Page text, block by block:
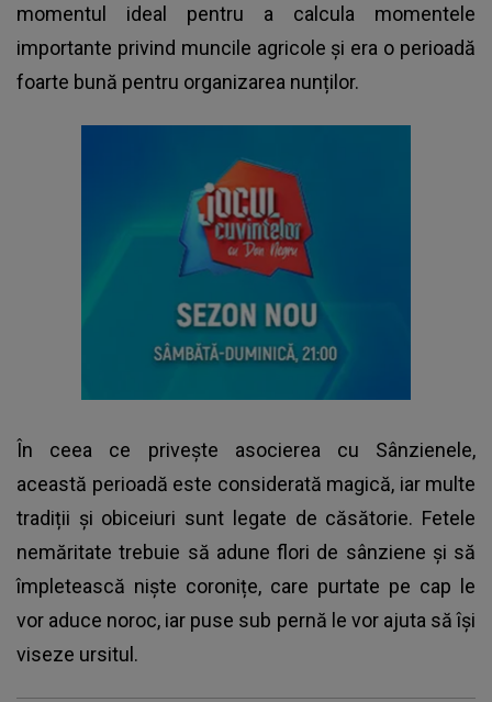
momentul ideal pentru a calcula momentele
importante privind muncile agricole și era o perioadă
foarte bună pentru organizarea nunților.
În ceea ce privește asocierea cu Sânzienele,
această perioadă este considerată magică, iar multe
tradiții și obiceiuri sunt legate de căsătorie. Fetele
nemăritate trebuie să adune flori de sânziene și să
împletească niște coronițe, care purtate pe cap le
vor aduce noroc, iar puse sub pernă le vor ajuta să își
viseze ursitul.